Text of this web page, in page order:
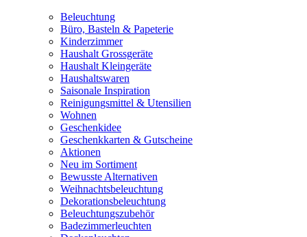
Beleuchtung
Büro, Basteln & Papeterie
Kinderzimmer
Haushalt Grossgeräte
Haushalt Kleingeräte
Haushaltswaren
Saisonale Inspiration
Reinigungsmittel & Utensilien
Wohnen
Geschenkidee
Geschenkkarten & Gutscheine
Aktionen
Neu im Sortiment
Bewusste Alternativen
Weihnachtsbeleuchtung
Dekorationsbeleuchtung
Beleuchtungszubehör
Badezimmerleuchten